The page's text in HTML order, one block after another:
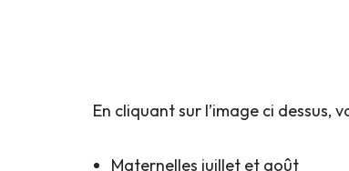
En cliquant sur l’image ci dessus,
Maternelles juillet et août